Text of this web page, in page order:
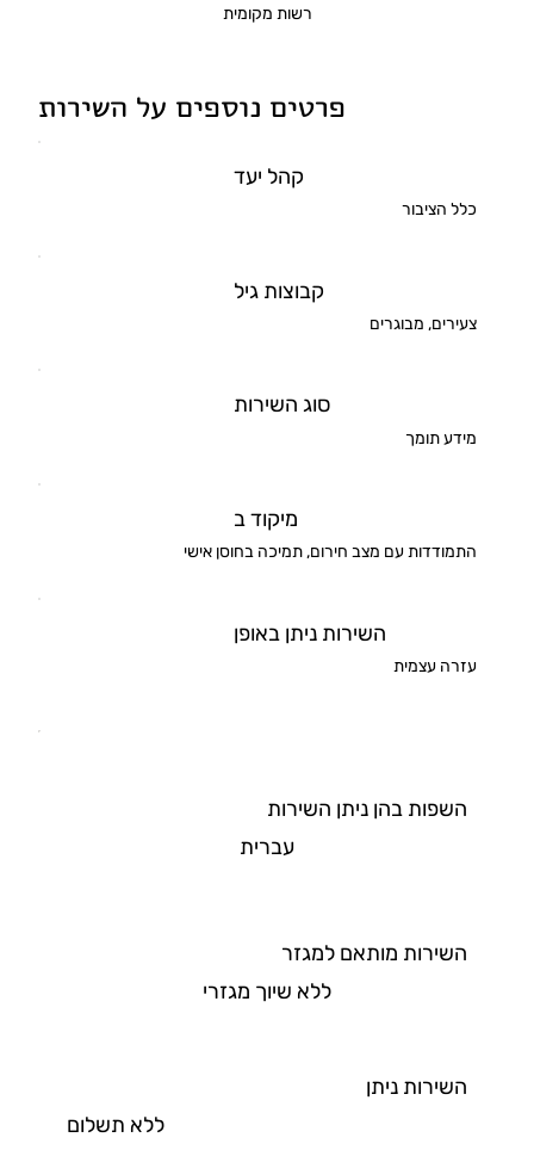
רשות מקומית
קהל יעד
כלל הציבור
קבוצות גיל
צעירים, מבוגרים
סוג השירות
מידע תומך
מיקוד ב
התמודדות עם מצב חירום, תמיכה בחוסן אישי
השירות ניתן באופן
עזרה עצמית
פרטים נוספים על השירות
השפות בהן ניתן השירות
עברית
השירות מותאם למגזר
ללא שיוך מגזרי
השירות ניתן
ללא תשלום